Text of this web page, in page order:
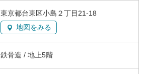
東京都台東区小島２丁目21-18
地図をみる
鉄骨造 / 地上5階